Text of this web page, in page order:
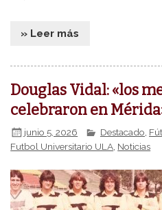
» Leer más
Douglas Vidal: «los
celebraron en
junio 5, 2026 Destacado
Futbol Universitario ULA Noticias